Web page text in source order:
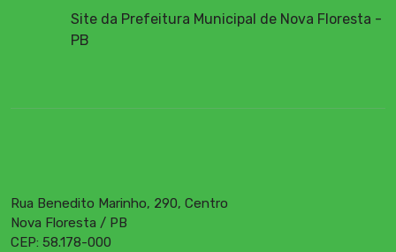
Site da Prefeitura Municipal de Nova Floresta -
PB
Rua Benedito Marinho, 290, Centro
Nova Floresta / PB
CEP: 58.178-000